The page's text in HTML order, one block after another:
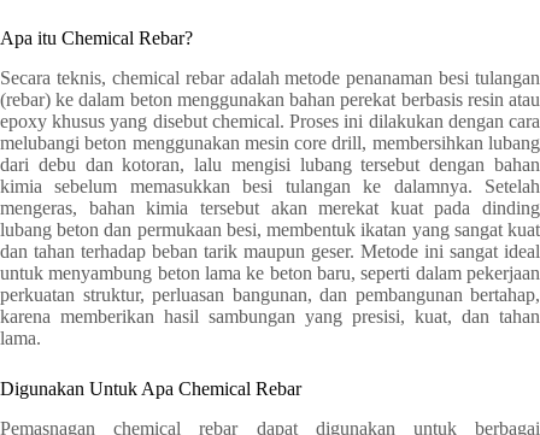
Apa itu Chemical Rebar?
Secara teknis, chemical rebar adalah metode penanaman besi tulangan
(rebar) ke dalam beton menggunakan bahan perekat berbasis resin atau
epoxy khusus yang disebut chemical. Proses ini dilakukan dengan cara
melubangi beton menggunakan mesin core drill, membersihkan lubang
dari debu dan kotoran, lalu mengisi lubang tersebut dengan bahan
kimia sebelum memasukkan besi tulangan ke dalamnya. Setelah
mengeras, bahan kimia tersebut akan merekat kuat pada dinding
lubang beton dan permukaan besi, membentuk ikatan yang sangat kuat
dan tahan terhadap beban tarik maupun geser. Metode ini sangat ideal
untuk menyambung beton lama ke beton baru, seperti dalam pekerjaan
perkuatan struktur, perluasan bangunan, dan pembangunan bertahap,
karena memberikan hasil sambungan yang presisi, kuat, dan tahan
lama.
Digunakan Untuk Apa Chemical Rebar
Pemasnagan chemical rebar dapat digunakan untuk berbagai